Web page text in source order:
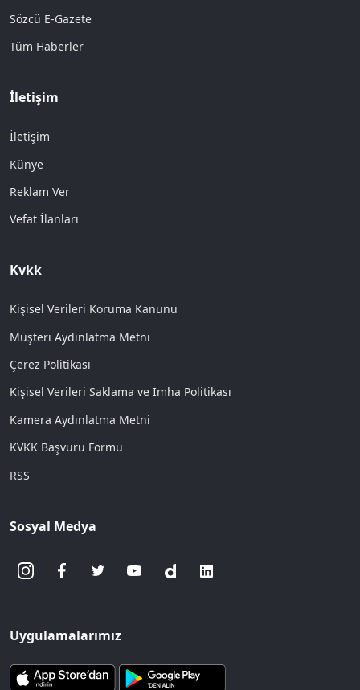
Sözcü E-Gazete
Tüm Haberler
İletişim
İletişim
Künye
Reklam Ver
Vefat İlanları
Kvkk
Kişisel Verileri Koruma Kanunu
Müşteri Aydınlatma Metni
Çerez Politikası
Kişisel Verileri Saklama ve İmha Politikası
Kamera Aydınlatma Metni
KVKK Başvuru Formu
RSS
Sosyal Medya
Uygulamalarımız